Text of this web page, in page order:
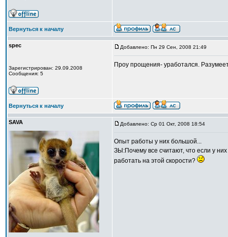
Вернуться к началу
spec
Зарегистрирован: 29.09.2008
Сообщения: 5
Добавлено: Пн 29 Сен, 2008 21:49
Проу прощения- уработался.
Вернуться к началу
SAVA Добавлено: Ср 01 Окт, 2008 18:54
Опыт работы у них большой...
ЗЫ:Почему все считают, что если у
работать на этой скорости?